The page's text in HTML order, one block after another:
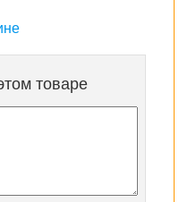
товаре